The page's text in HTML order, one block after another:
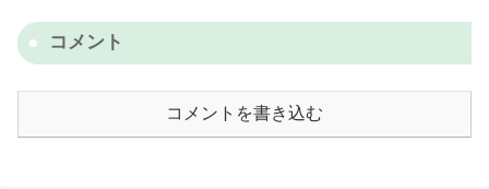
コメント
コメントを書き込む